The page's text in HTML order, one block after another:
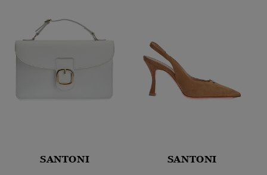
SANTONI SANTONI